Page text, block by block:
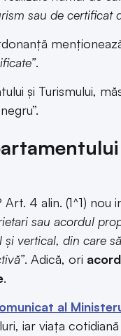
sau de certificat
.
și Turismului,
4 alin. (1^1)
sau acordul
vertical, din care
. Adică, ori
.
al
iar viața